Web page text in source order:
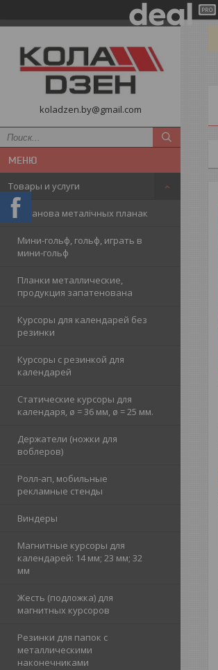
koladzen.by@gmail.com
Товары и услуги
Ўстанова металічных планак
Мини-гольф, гольф, играть в
мини-гольф
Планки металлические,
продукция запатенована
Курсоры для календарей без
резинки
Курсоры с резинкой для
календарей
Статические курсоры для
календаря, ø = 36 мм, ø = 25 мм.
Держатели (ножки для
воблеров)
Ролл-ап, мобильные
рекламные стенды
Виндеры
Магнитные курсоры для
календарей: 14 мм; 23 мм; 32
мм
Жесть (подложка) для
магнитных курсоров
Резинки для папок с
металлическими
наконечниками